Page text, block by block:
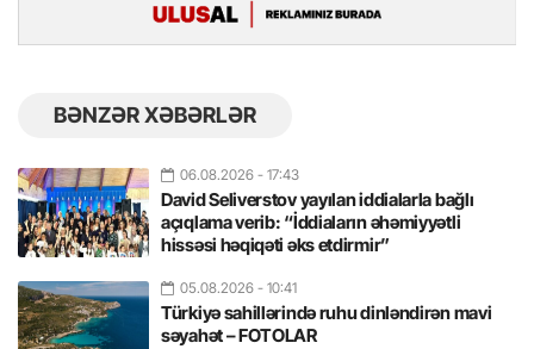
BƏNZƏR XƏBƏRLƏR
06.08.2026 - 17:43
David Seliverstov yayılan iddialarla bağlı
açıqlama verib: “İddiaların əhəmiyyətli
hissəsi həqiqəti əks etdirmir”
05.08.2026 - 10:41
Türkiyə sahillərində ruhu dinləndirən mavi
səyahət – FOTOLAR